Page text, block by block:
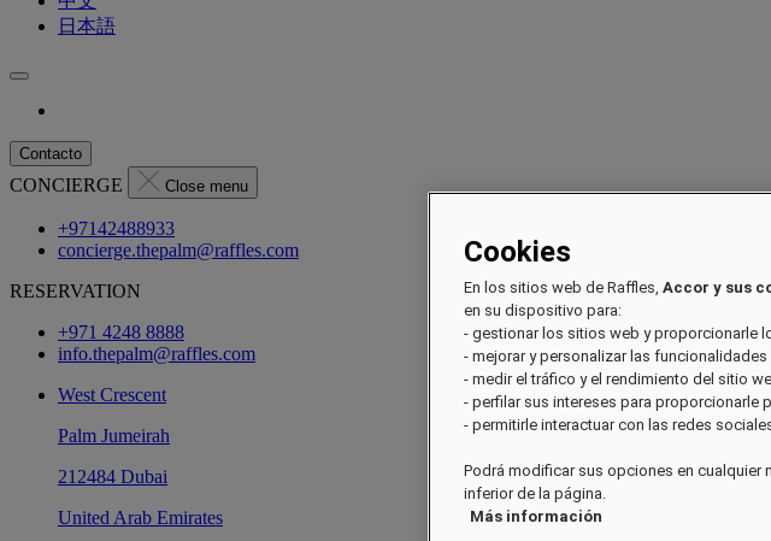
日本語
Contacto
CONCIERGE Close menu
+97142488933
concierge.thepalm@raffles.com
RESERVATION
+971 4248 8888
info.thepalm@raffles.com
West Crescent
Palm Jumeirah
212484 Dubai
United Arab Emirates
Cookies
En los sitios web de Raffles, Accor y sus
en su dispositivo para:
- gestionar los sitios web y proporcionarle
- mejorar y personalizar las
- medir el tráfico y el rendimiento del sitio
- perfilar sus intereses para proporcionarle
- permitirle interactuar con las redes
Podrá modificar sus opciones en cualquier
inferior de la página.
Más información